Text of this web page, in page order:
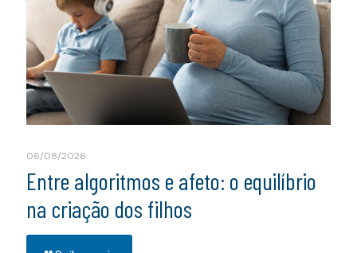
06/08/2026
Entre algoritmos e afeto: o equilíbrio
na criação dos filhos